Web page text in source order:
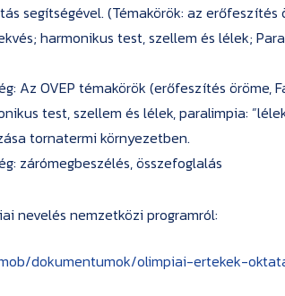
segítségével. (Témakörök: az
harmonikus test, szellem és lélek;
Az OVEP témakörök (erőfeszítés öröme,
test, szellem és lélek, paralimpia:
tornatermi környezetben.
zárómegbeszélés, összefoglalás
nevelés nemzetközi programról:
dokumentumok/olimpiai-ertekek-